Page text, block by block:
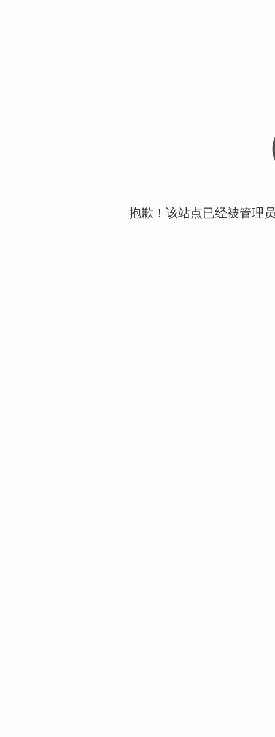
抱歉！该站点已经被管理